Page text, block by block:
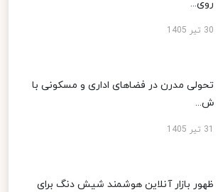
روی...
30 تیر 1405
تحولی مدرن در فضاهای اداری و مسکونی با
ش...
ظهور بازار آنلاین هوشمند شیش دنگ برای